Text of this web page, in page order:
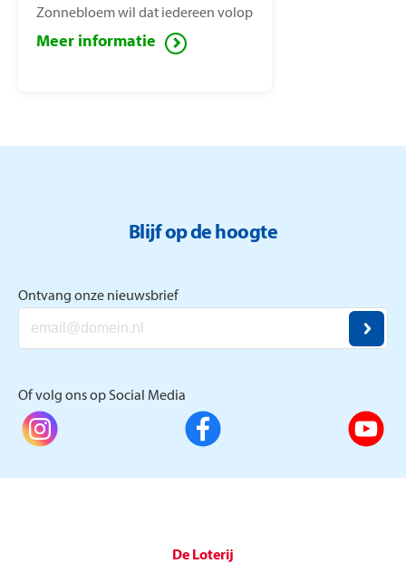
Zonnebloem wil dat iedereen volop
van het leven kan genieten, ook
mensen met een lichamelijke
Meer informatie
Blijf op de hoogte
Ontvang onze nieuwsbrief
Of volg ons op Social Media
De Loterij